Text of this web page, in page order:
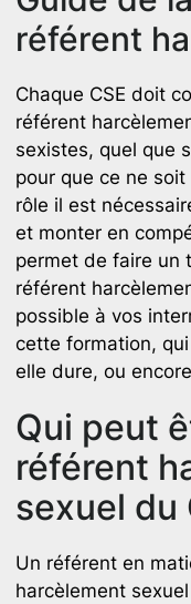
référent
Chaque CSE doit
référent
sexistes, quel que
pour que ce ne
rôle il est
et monter en
permet de faire un
référent
possible à vos
cette formation,
elle dure, ou
Qui peut
référent
sexuel du
Un référent en
harcèlement